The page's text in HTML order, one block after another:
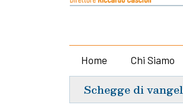
Home Chi Siamo
Schegge di